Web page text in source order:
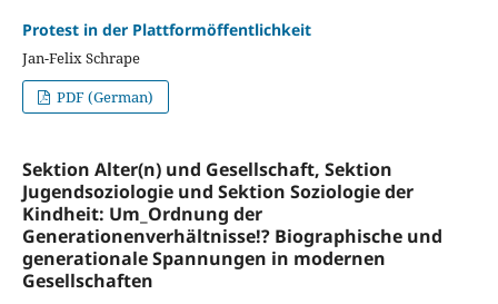
Protest in der Plattformöffentlichkeit
Jan-Felix Schrape
PDF (German)
Sektion Alter(n) und Gesellschaft, Sektion
Jugendsoziologie und Sektion Soziologie der
Kindheit: Um_Ordnung der
Generationenverhältnisse!? Biographische und
generationale Spannungen in modernen
Gesellschaften